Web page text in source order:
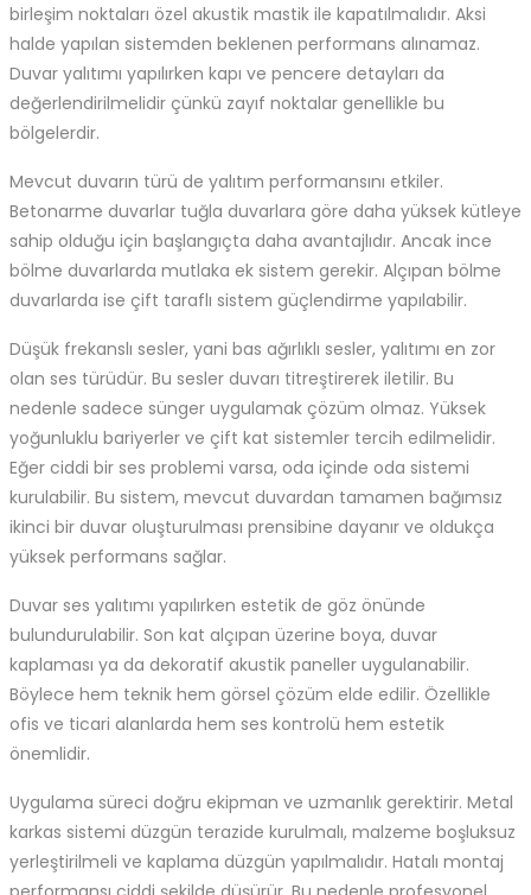
birleşim noktaları özel akustik mastik ile kapatılmalıdır. Aksi
halde yapılan sistemden beklenen performans alınamaz.
Duvar yalıtımı yapılırken kapı ve pencere detayları da
değerlendirilmelidir çünkü zayıf noktalar genellikle bu
bölgelerdir.
Mevcut duvarın türü de yalıtım performansını etkiler.
Betonarme duvarlar tuğla duvarlara göre daha yüksek kütleye
sahip olduğu için başlangıçta daha avantajlıdır. Ancak ince
bölme duvarlarda mutlaka ek sistem gerekir. Alçıpan bölme
duvarlarda ise çift taraflı sistem güçlendirme yapılabilir.
Düşük frekanslı sesler, yani bas ağırlıklı sesler, yalıtımı en zor
olan ses türüdür. Bu sesler duvarı titreştirerek iletilir. Bu
nedenle sadece sünger uygulamak çözüm olmaz. Yüksek
yoğunluklu bariyerler ve çift kat sistemler tercih edilmelidir.
Eğer ciddi bir ses problemi varsa, oda içinde oda sistemi
kurulabilir. Bu sistem, mevcut duvardan tamamen bağımsız
ikinci bir duvar oluşturulması prensibine dayanır ve oldukça
yüksek performans sağlar.
Duvar ses yalıtımı yapılırken estetik de göz önünde
bulundurulabilir. Son kat alçıpan üzerine boya, duvar
kaplaması ya da dekoratif akustik paneller uygulanabilir.
Böylece hem teknik hem görsel çözüm elde edilir. Özellikle
ofis ve ticari alanlarda hem ses kontrolü hem estetik
önemlidir.
Uygulama süreci doğru ekipman ve uzmanlık gerektirir. Metal
karkas sistemi düzgün terazide kurulmalı, malzeme boşluksuz
yerleştirilmeli ve kaplama düzgün yapılmalıdır. Hatalı montaj